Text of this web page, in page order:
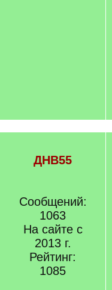
ДНВ55
Сообщений:
1063
На сайте с
2013 г.
Рейтинг:
1085